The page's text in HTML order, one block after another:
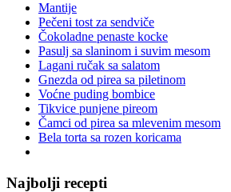
Mantije
Pečeni tost za sendviče
Čokoladne penaste kocke
Pasulj sa slaninom i suvim mesom
Lagani ručak sa salatom
Gnezda od pirea sa piletinom
Voćne puding bombice
Tikvice punjene pireom
Čamci od pirea sa mlevenim mesom
Bela torta sa rozen koricama
Najbolji recepti